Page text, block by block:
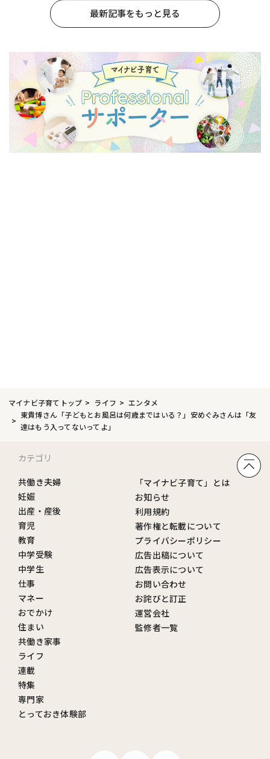
最新記事をもっと見る
マイナビ子育てトップ ライフ
エンタメ
東貴博さん「子どもとお風呂は何歳まではいる？」安めぐみさんは「友
達はもう入ってないってよ」
カテゴリ
共働き夫婦
妊娠
出産・産後
育児
教育
中学受験
中学生
仕事
マネー
おでかけ
住まい
共働き家事
ライフ
連載
特集
専門家
とっておき体験部
「マイナビ子育て」とは
お知らせ
利用規約
著作権と転載について
プライバシーポリシー
広告出稿について
広告表示について
お問い合わせ
お詫びと訂正
運営会社
監修者一覧